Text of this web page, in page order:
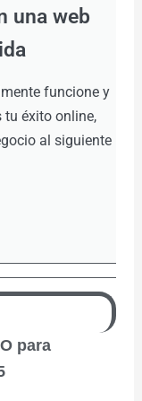
una web
funcione y
tu éxito online,
al siguiente
para